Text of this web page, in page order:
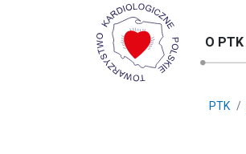
O PTK
PTK